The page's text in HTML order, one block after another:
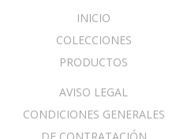
INICIO
COLECCIONES
PRODUCTOS
AVISO LEGAL
CONDICIONES GENERALES